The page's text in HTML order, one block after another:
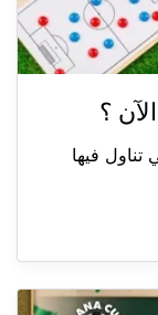
؟
تناول فيها